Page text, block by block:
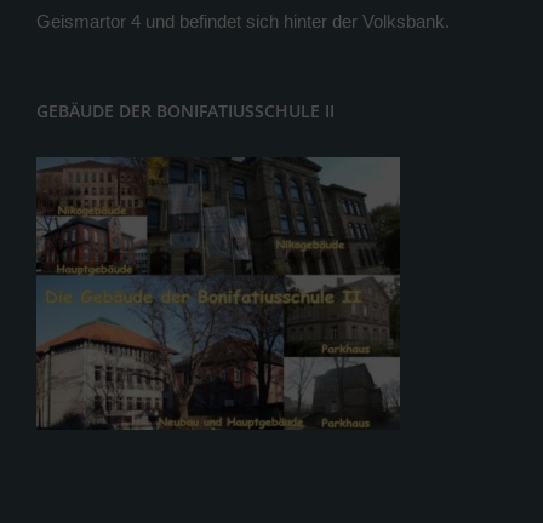
Geismartor 4 und befindet sich hinter der Volksbank.
GEBÄUDE DER BONIFATIUSSCHULE II